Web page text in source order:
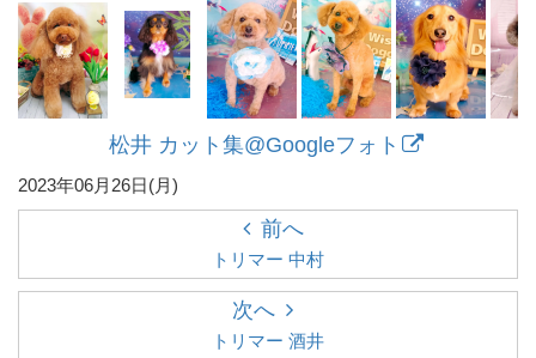
松井 カット集@Googleフォト
2023年06月26日(月)
前へ
トリマー 中村
次へ
トリマー 酒井